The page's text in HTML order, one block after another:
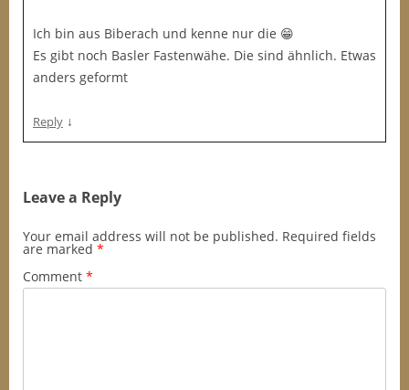
Ich bin aus Biberach und kenne nur die 😁
Es gibt noch Basler Fastenwähe. Die sind ähnlich. Etwas
anders geformt
Reply ↓
Leave a Reply
Your email address will not be published. Required fields
are marked *
Comment *